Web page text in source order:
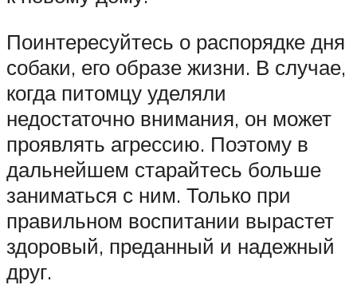
Поинтересуйтесь о распорядке дня
собаки, его образе жизни. В случае,
когда питомцу уделяли
недостаточно внимания, он может
проявлять агрессию. Поэтому в
дальнейшем старайтесь больше
заниматься с ним. Только при
правильном воспитании вырастет
здоровый, преданный и надежный
друг.